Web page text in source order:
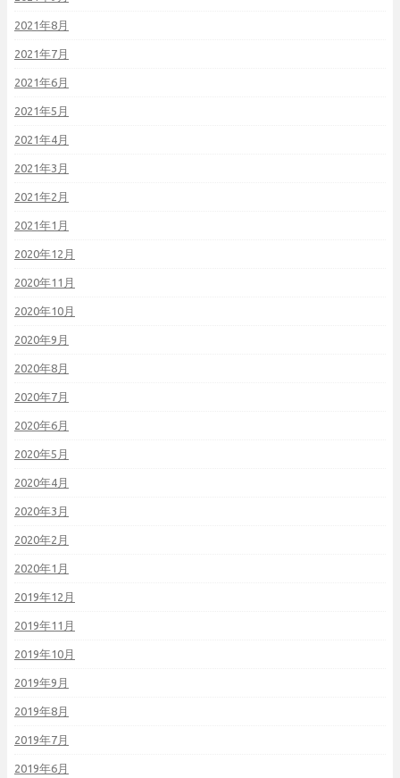
2021年8月
2021年7月
2021年6月
2021年5月
2021年4月
2021年3月
2021年2月
2021年1月
2020年12月
2020年11月
2020年10月
2020年9月
2020年8月
2020年7月
2020年6月
2020年5月
2020年4月
2020年3月
2020年2月
2020年1月
2019年12月
2019年11月
2019年10月
2019年9月
2019年8月
2019年7月
2019年6月